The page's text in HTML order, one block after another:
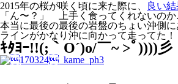
2015年の桜が咲く頃に来た際に、 良い
「ん〜？」 上手く食ってくれないの
本当に最後の最後の岩盤のちょい沖側
ラインがかなり沖に向かって走ってた！
ｷﾀﾖｰ!!(;｀O´)o/￣~ >ﾟ))))彡